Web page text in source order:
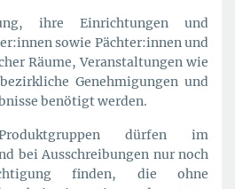
ihre Einrichtungen und
sowie Pächter:innen und
Räume, Veranstaltungen wie
Genehmigungen und
benötigt werden.
dürfen im
bei Ausschreibungen nur noch
finden, die ohne